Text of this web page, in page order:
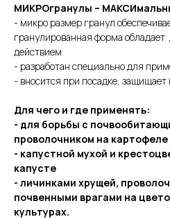
МИКРОгранулы –
- микро размер гранул
гранулированная форма
действием
- разработан специально для
- вносится при посадке, защищает
Для чего и где применять:
- для борьбы с
проволочником на картофеле
- капустной мухой и
капусте
- личинками хрущей,
почвенными врагами на
культурах.